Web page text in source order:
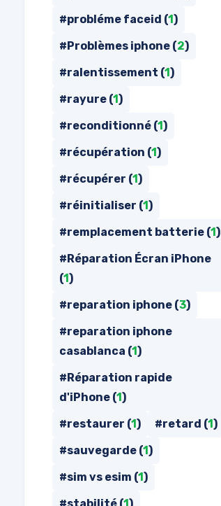
#probléme faceid (1)
#Problèmes iphone (2)
#ralentissement (1)
#rayure (1)
#reconditionné (1)
#récupération (1)
#récupérer (1)
#réinitialiser (1)
#remplacement batterie (1)
#Réparation Écran iPhone
(1)
#reparation iphone (3)
#reparation iphone
casablanca (1)
#Réparation rapide
d'iPhone (1)
#restaurer (1) #retard (1)
#sauvegarde (1)
#sim vs esim (1)